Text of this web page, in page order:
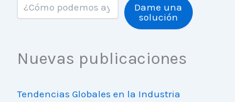
Dame una
solución
Nuevas publicaciones
Tendencias Globales en la Industria